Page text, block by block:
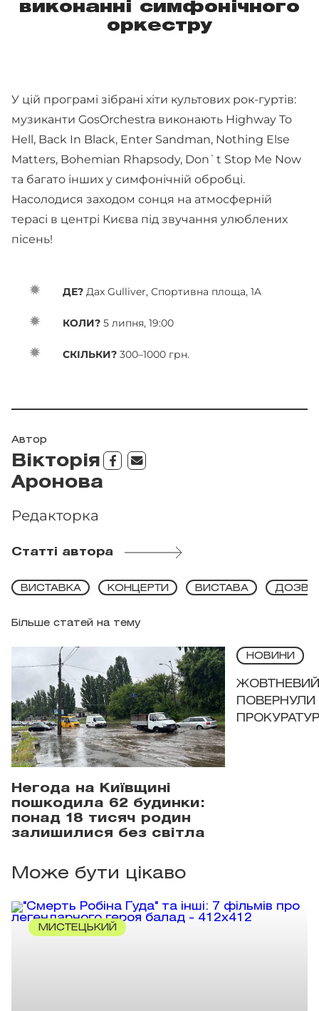
виконанні симфонічного
оркестру
У цій програмі зібрані хіти культових рок-гуртів:
музиканти GosOrchestra виконають Highway To
Hell, Back In Black, Enter Sandman, Nothing Else
Matters, Bohemian Rhapsody, Don`t Stop Me Now
та багато інших у симфонічній обробці.
Насолодися заходом сонця на атмосферній
терасі в центрі Києва під звучання улюблених
пісень!
ДЕ? Дах Gulliver, Спортивна площа, 1A
КОЛИ? 5 липня, 19:00
СКІЛЬКИ? 300–1000 грн.
Автор
Вікторія
Аронова
Редакторка
Статті автора
Більше статей на тему
ВИСТАВКА КОНЦЕРТИ ВИСТАВА
Негода на Київщині
пошкодила 62 будинки:
понад 18 тисяч родин
залишилися без світла
НОВИНИ
ЖОВТНЕВИЙ
ПОВЕРНУЛИ
Може бути цікаво
МИСТЕЦЬКИЙ